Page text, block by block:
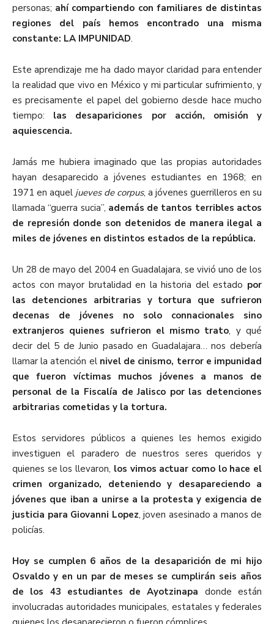
personas; ahí compartiendo con familiares de distintas
regiones del país hemos encontrado una misma
constante: LA IMPUNIDAD.
Este aprendizaje me ha dado mayor claridad para entender
la realidad que vivo en México y mi particular sufrimiento, y
es precisamente el papel del gobierno desde hace mucho
tiempo: las desapariciones por acción, omisión y
aquiescencia.
Jamás me hubiera imaginado que las propias autoridades
hayan desaparecido a jóvenes estudiantes en 1968; en
1971 en aquel jueves de corpus, a jóvenes guerrilleros en su
llamada “guerra sucia”, además de tantos terribles actos
de represión donde son detenidos de manera ilegal a
miles de jóvenes en distintos estados de la república.
Un 28 de mayo del 2004 en Guadalajara, se vivió uno de los
actos con mayor brutalidad en la historia del estado por
las detenciones arbitrarias y tortura que sufrieron
decenas de jóvenes no solo connacionales sino
extranjeros quienes sufrieron el mismo trato, y qué
decir del 5 de Junio pasado en Guadalajara… nos debería
llamar la atención elnivel de cinismo, terror e impunidad
que fueron víctimas muchos jóvenes a manos de
personal de la Fiscalía de Jalisco por las detenciones
arbitrarias cometidas y la tortura.
Estos servidores públicos a quienes les hemos exigido
investiguen el paradero de nuestros seres queridos y
quienes se los llevaron, los vimos actuar como lo hace el
crimen organizado, deteniendo y desapareciendo a
jóvenes que iban a unirse a la protesta y exigencia de
justicia para Giovanni Lopez, joven asesinado a manos de
policías.
Hoy se cumplen 6 años de la desaparición de mi hijo
Osvaldo y en un par de meses se cumplirán seis años
de los 43 estudiantes de Ayotzinapa donde están
involucradas autoridades municipales, estatales y federales